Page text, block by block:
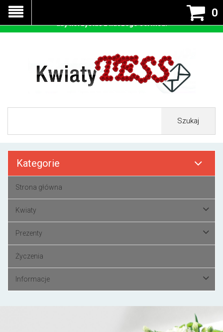
0
Szukaj
Kategorie
Strona główna
Kwiaty
Prezenty
Życzenia
Informacje
Nasza strona korzysta z cookies - czyli tzw ciastek w celu
prawidłowego działania. Zaakceptuj przyjmowanie cookies
aby korzystać z naszego serwisu.